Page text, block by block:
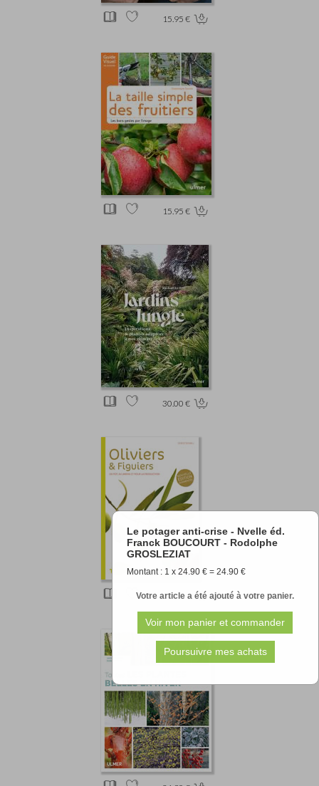
Le potager anti-crise - Nvelle éd.
Franck BOUCOURT - Rodolphe
GROSLEZIAT
Montant : 1 x 24.90 € = 24.90 €
Votre article a été ajouté à votre panier.
15.95 €
15.95 €
30.00 €
15.20 €